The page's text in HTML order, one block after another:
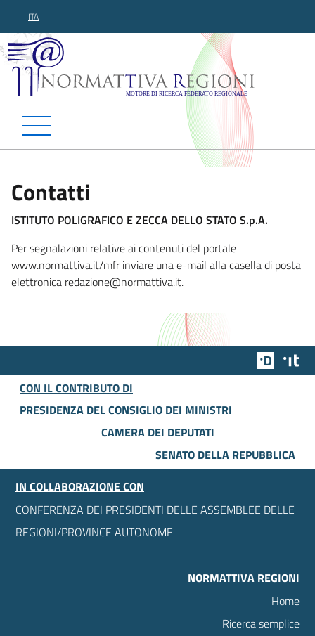
ITA
Normattiva Regioni -
Contatti
ISTITUTO POLIGRAFICO E ZECCA DELLO STATO S.p.A.
Per segnalazioni relative ai contenuti del portale
www.normattiva.it/mfr inviare una e-mail alla casella di posta
elettronica redazione@normattiva.it.
Team
CON IL CONTRIBUTO DI
PRESIDENZA DEL CONSIGLIO DEI MINISTRI
CAMERA DEI DEPUTATI
SENATO DELLA REPUBBLICA
IN COLLABORAZIONE CON
CONFERENZA DEI PRESIDENTI DELLE ASSEMBLEE DELLE
REGIONI/PROVINCE AUTONOME
NORMATTIVA REGIONI
Home
Ricerca semplice